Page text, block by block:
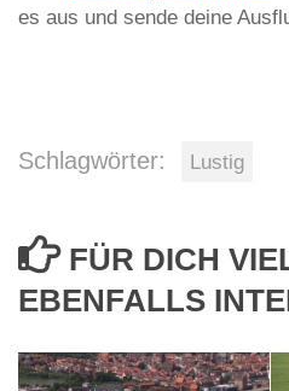
es aus und sende deine
Schlagwörter: Lustig
FÜR DICH
EBENFALLS